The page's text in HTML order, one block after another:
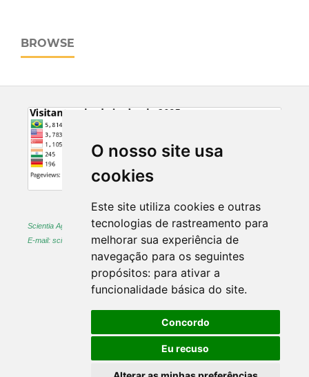
O nosso site usa
cookies
Este site utiliza cookies e outras
tecnologias de rastreamento para
melhorar sua experiência de
navegação para os seguintes
propósitos: para ativar a
funcionalidade básica do site.
Concordo
Eu recuso
BROWSE
Scientia Agraria -
ISSN 1983-2443 (on-line) and 1519-1125 (printed)
E-mail: sciagr@ufpr.br